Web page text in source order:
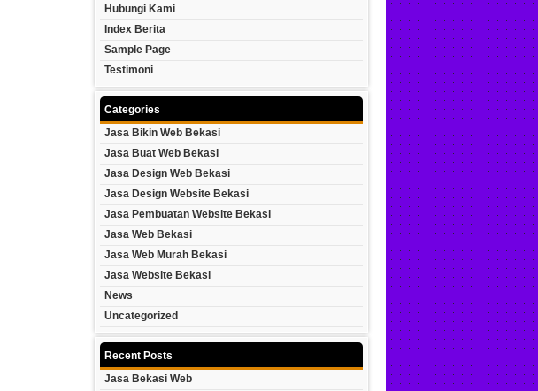
Hubungi Kami
Index Berita
Sample Page
Testimoni
Categories
Jasa Bikin Web Bekasi
Jasa Buat Web Bekasi
Jasa Design Web Bekasi
Jasa Design Website Bekasi
Jasa Pembuatan Website Bekasi
Jasa Web Bekasi
Jasa Web Murah Bekasi
Jasa Website Bekasi
News
Uncategorized
Recent Posts
Jasa Bekasi Web